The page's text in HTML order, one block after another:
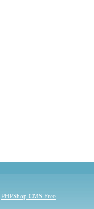
PHPShop CMS Free